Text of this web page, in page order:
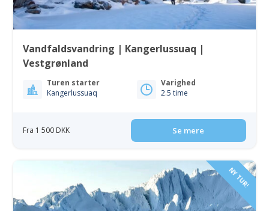
Vandfaldsvandring | Kangerlussuaq |
Vestgrønland
Turen starter
Kangerlussuaq
Varighed
2.5 time
Fra 1 500 DKK Se mere
NY TUR!